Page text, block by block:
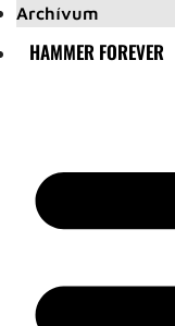
Archívum
HAMMER FOREVER